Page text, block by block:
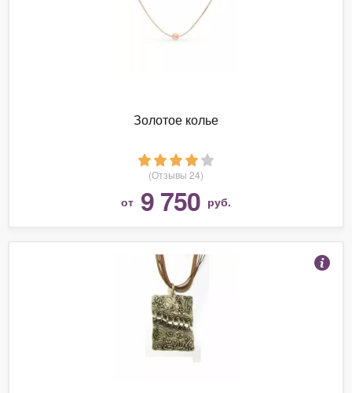
Золотое колье
(Отзывы 24)
от 9 750 руб.